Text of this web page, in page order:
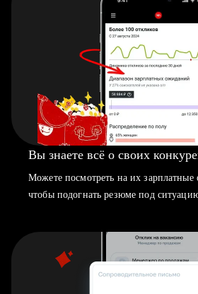
Вы знаете всё о своих
Можете посмотреть на их
чтобы подогнать резюме под